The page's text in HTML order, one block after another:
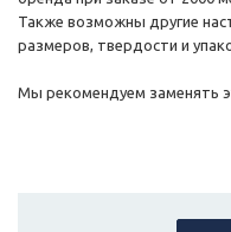
Также возможны другие
размеров, твердости и
Мы рекомендуем заменять